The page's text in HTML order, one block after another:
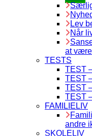
Lev
Når
at
TESTS
TEST
TEST
TEST
TEST
FAMILIELIV
andre
SKOLELIV